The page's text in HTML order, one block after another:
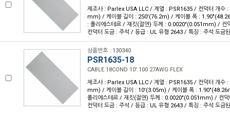
제조사 : Parlex USA LLC / 계열 : PSR1635 / 컨덕터 개수
mm) / 케이블 길이 : 250'(76.2m) / 케이블 폭 :
: 폴리에스테르 / 재킷(절연) 두께 : 0.0020"(0.051mm) / 컨
컨덕터 도금 : 주석 / 등급 : UL 유형 2643 / 특징 : 주석 도금
상품번호 : 130340
PSR1635-18
CABLE 18COND 10'.100 27AWG FLEX
제조사 : Parlex USA LLC / 계열 : PSR1635 / 컨덕터 개수
mm) / 케이블 길이 : 10'(3.05m) / 케이블 폭 :
폴리에스테르 / 재킷(절연) 두께 : 0.0020"(0.051mm) / 컨덕
컨덕터 도금 : 주석 / 등급 : UL 유형 2643 / 특징 : 주석 도금